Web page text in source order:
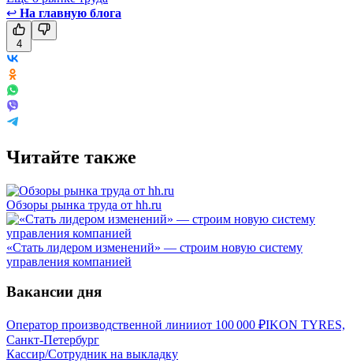
↩ На главную блога
4
Читайте также
Обзоры рынка труда от hh.ru
«Стать лидером изменений» — строим новую систему
управления компанией
Вакансии дня
Оператор производственной линииот 100 000 ₽IKON TYRES,
Санкт-Петербург
Кассир/Сотрудник на выкладку